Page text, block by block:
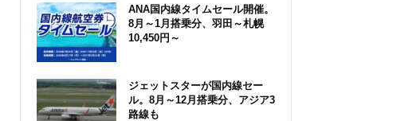
ANA国内線タイムセール開催。
8月～1月搭乗分、羽田～札幌
10,450円～
ジェットスターが国内線セー
ル。8月～12月搭乗分、アジア3
路線も